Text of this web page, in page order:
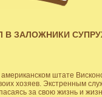
В ЗАЛОЖНИКИ
американском штате
хозяев. Экстренным
за свою жизнь и